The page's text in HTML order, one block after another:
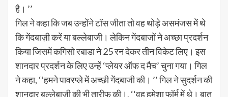
है। ’’
गिल ने कहा कि जब उन्होंने टॉस जीता तो वह थोड़े असमंजस में थे
कि गेंदबाज़ी करें या बल्लेबाजी। लेकिन गेंदबाजों ने अच्छा प्रदर्शन
किया जिसमें कगिसो रबाडा ने 25 रन देकर तीन विकेट लिए। इस
शानदार प्रदर्शन के लिए उन्हें ‘प्लेयर ऑफ द मैच’ चुना गया। गिल
ने कहा, ‘‘हमने पावरप्ले में अच्छी गेंदबाजी की। ’’ गिल ने सुदर्शन की
शानदार बल्लेबाजी की भी तारीफ़ की।, ‘‘वह हमेशा फॉर्म में थे। बात